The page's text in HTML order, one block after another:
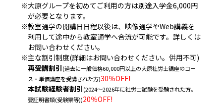
※大原グループを初めてご利用の方は別途入学金6,000円
が必要となります。
※教室通学の開講日日程以後は、映像通学やWeb講義を
利用して途中から教室通学へ合流が可能です。詳しくは
お問い合わせください。
※主な割引制度(詳細はお問い合わせください。併用不可)
再受講割引(過去に一般価格60,000円以上の大原社労士講座のコー
ス・単価講座を受講された方)30％OFF!
本試験経験者割引(2024～2026年に社労士試験を受験された方。
要証明書類(受験票等))20％OFF!